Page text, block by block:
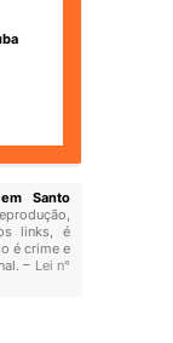
Santo
links, é
é crime e
– Lei n°